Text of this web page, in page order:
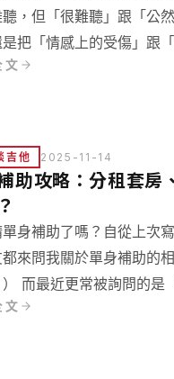
，但「很難聽」跟「公
把「情感上的受傷」跟
文
吉他 2025-11-14
助攻略：分租套房
身補助了嗎？自從上次
來問我關於單身補助的
而最近更常被詢問的是
請單身補助」？
文